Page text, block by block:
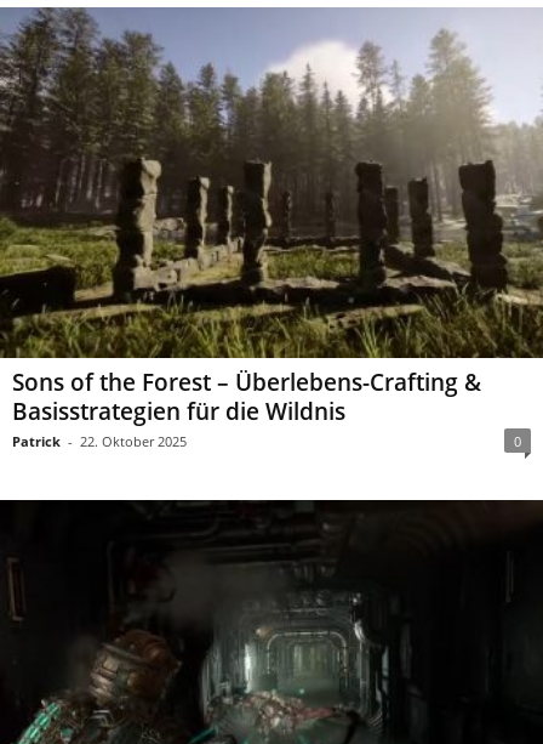
Sons of the Forest – Überlebens-Crafting &
Basisstrategien für die Wildnis
Patrick - 22. Oktober 2025 0